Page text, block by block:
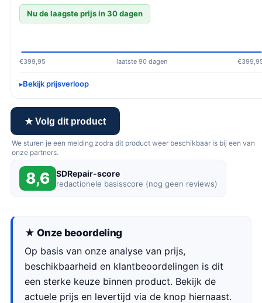
Nu de laagste prijs in 30 dagen
€399,95 laatste 90 dagen
Bekijk prijsverloop
★ Volg dit product
We sturen je een melding zodra dit product weer beschikbaar is bij een van
onze partners.
8,6 SDRepair-score
redactionele basisscore (nog geen reviews)
★ Onze beoordeling
Op basis van onze analyse van prijs,
beschikbaarheid en klantbeoordelingen is dit
een sterke keuze binnen product. Bekijk de
actuele prijs en levertijd via de knop hiernaast.